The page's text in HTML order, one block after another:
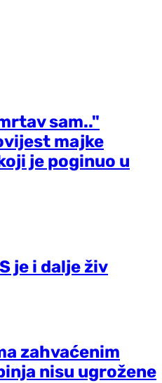
sam.."
majke
je poginuo u
je i dalje živ
zahvaćenim
nisu ugrožene